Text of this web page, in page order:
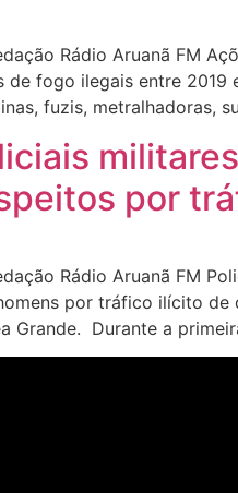
Rádio Aruanã FM
de fogo ilegais entre 2019
fuzis, metralhadoras,
por
Rádio Aruanã FM
por tráfico ilícito de
Grande. Durante a